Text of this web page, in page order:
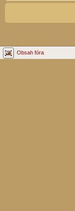
Obsah fóra